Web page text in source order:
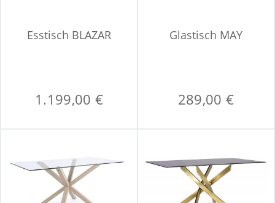
Esstisch BLAZAR
1.199,00 €
Glastisch MAY
289,00 €